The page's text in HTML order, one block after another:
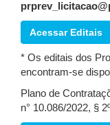
Acessar Editais
* Os editais dos
encontram-se
Plano de
n° 10.086/2022, §